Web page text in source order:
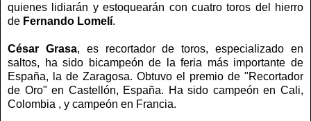
quienes lidiarán y estoquearán con cuatro toros del hierro
de Fernando Lomelí.
César Grasa, es recortador de toros, especializado en
saltos, ha sido bicampeón de la feria más importante de
España, la de Zaragosa. Obtuvo el premio de "Recortador
de Oro" en Castellón, España. Ha sido campeón en Cali,
Colombia , y campeón en Francia.